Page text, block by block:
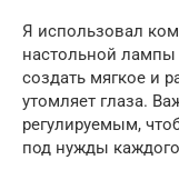
Я использовал
настольной
создать мягкое и
утомляет глаза.
регулируемым,
под нужды